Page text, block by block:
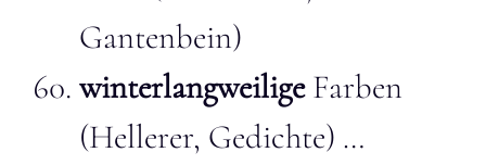
Gantenbein)
winterlangweiligeFarben
(Hellerer, Gedichte) …